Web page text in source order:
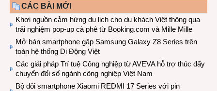
CÁC BÀI MỚI
Khơi nguồn cảm hứng du lịch cho du khách Việt thông qua
trải nghiệm pop-up cà phê từ Booking.com và Mille Mille
Mở bán smartphone gập Samsung Galaxy Z8 Series trên
toàn hệ thống Di Động Việt
Các giải pháp Trí tuệ Công nghiệp từ AVEVA hỗ trợ thúc đẩy
chuyển đổi số ngành công nghiệp Việt Nam
Bộ đôi smartphone Xiaomi REDMI 17 Series với pin